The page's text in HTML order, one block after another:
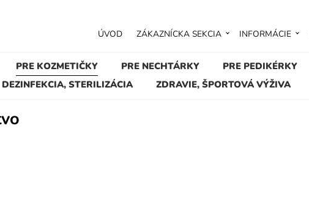
PRE KOZMETIČKY PRE NECHTÁRKY PRE PEDIKÉRKY
DEZINFEKCIA, STERILIZÁCIA ZDRAVIE, ŠPORTOVÁ VÝŽIVA
ÚVOD ZÁKAZNÍCKA SEKCIA INFORMÁCIE